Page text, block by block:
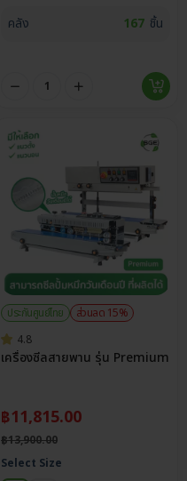
คลัง 167 ชิ้น
ประกันศูนย์ไทย
ส่วนลด 15%
4.8
เครื่องซีลสายพาน รุ่น Premium
฿11,815.00
฿13,900.00
Select Size